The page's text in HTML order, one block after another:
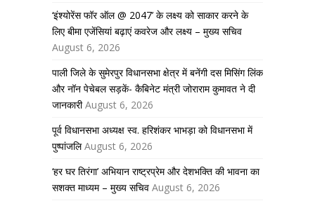
‘इंश्योरेंस फॉर ऑल @ 2047’ के लक्ष्य को साकार करने के
लिए बीमा एजेंसियां बढ़ाएं कवरेज और लक्ष्य – मुख्य सचिव
August 6, 2026
पाली जिले के सुमेरपुर विधानसभा क्षेत्र में बनेंगी दस मिसिंग लिंक
और नॉन पेचेबल सड़कें- कैबिनेट मंत्री जोराराम कुमावत ने दी
जानकारी August 6, 2026
पूर्व विधानसभा अध्यक्ष स्व. हरिशंकर भाभड़ा को विधानसभा में
पुष्पांजलि August 6, 2026
‘हर घर तिरंगा’ अभियान राष्ट्रप्रेम और देशभक्ति की भावना का
सशक्त माध्यम – मुख्य सचिव August 6, 2026